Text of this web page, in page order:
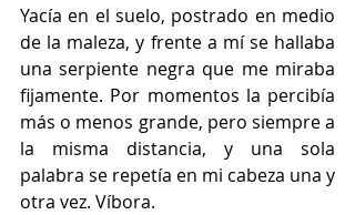
Yacía en el suelo, postrado en medio
de la maleza, y frente a mí se hallaba
una serpiente negra que me miraba
fijamente. Por momentos la percibía
más o menos grande, pero siempre a
la misma distancia, y una sola
palabra se repetía en mi cabeza una y
otra vez. Víbora.